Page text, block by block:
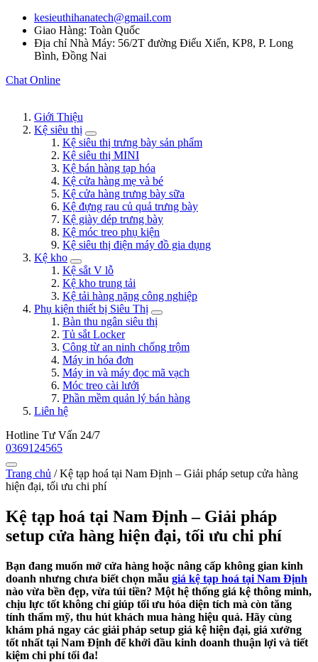
kesieuthihanatech@gmail.com
Giao Hàng: Toàn Quốc
Địa chỉ Nhà Máy: 56/2T đường Điểu Xiển, KP8, P. Long
Bình, Đồng Nai
Chat Online
Giới Thiệu
Kệ siêu thị
Kệ siêu thị trưng bày sản phẩm
Kệ siêu thị MINI
Kệ bán hàng tạp hóa
Kệ cửa hàng mẹ và bé
Kệ cửa hàng trưng bày sữa
Kệ đựng rau củ quả trưng bày
Kệ giày dép trưng bày
Kệ móc treo phụ kiện
Kệ siêu thị điện máy đồ gia dụng
Kệ kho
Kệ sắt V lỗ
Kệ kho trung tải
Kệ tải hàng nặng công nghiệp
Phụ kiện thiết bị Siêu Thị
Bàn thu ngân siêu thị
Tủ sắt Locker
Công từ an ninh chống trộm
Máy in hóa đơn
Máy in và máy đọc mã vạch
Móc treo cài lưới
Phần mềm quản lý bán hàng
Liên hệ
Hotline Tư Vấn 24/7
0369124565
Trang chủ /Kệ tạp hoá tại Nam Định – Giải pháp setup cửa hàng
hiện đại, tối ưu chi phí
Kệ tạp hoá tại Nam Định – Giải pháp
setup cửa hàng hiện đại, tối ưu chi phí
Bạn đang muốn mở cửa hàng hoặc nâng cấp không gian kinh
doanh nhưng chưa biết chọn mẫu giá kệ tạp hoá tại Nam Định
nào vừa bền đẹp, vừa túi tiền? Một hệ thống giá kệ thông minh,
chịu lực tốt không chỉ giúp tối ưu hóa diện tích mà còn tăng
tính thẩm mỹ, thu hút khách mua hàng hiệu quả. Hãy cùng
khám phá ngay các giải pháp setup giá kệ hiện đại, giá xưởng
tốt nhất tại Nam Định để khởi đầu kinh doanh thuận lợi và tiết
kiệm chi phí tối đa!